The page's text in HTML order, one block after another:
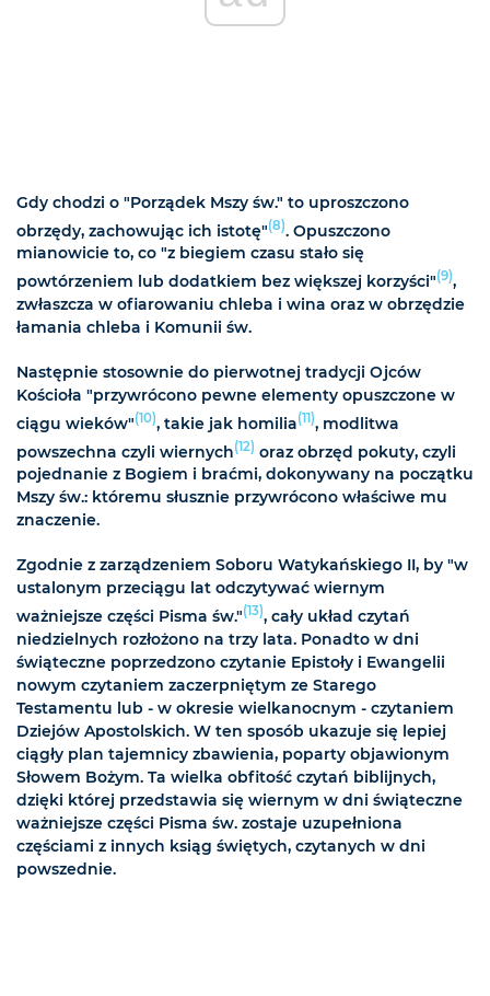
Gdy chodzi o "Porządek Mszy św." to uproszczono
obrzędy, zachowując ich istotę"(8). Opuszczono
mianowicie to, co "z biegiem czasu stało się
powtórzeniem lub dodatkiem bez większej korzyści"(9),
zwłaszcza w ofiarowaniu chleba i wina oraz w obrzędzie
łamania chleba i Komunii św.
Następnie stosownie do pierwotnej tradycji Ojców
Kościoła "przywrócono pewne elementy opuszczone w
ciągu wieków"(10), takie jak homilia(11), modlitwa
powszechna czyli wiernych(12) oraz obrzęd pokuty, czyli
pojednanie z Bogiem i braćmi, dokonywany na początku
Mszy św.: któremu słusznie przywrócono właściwe mu
znaczenie.
Zgodnie z zarządzeniem Soboru Watykańskiego II, by "w
ustalonym przeciągu lat odczytywać wiernym
ważniejsze części Pisma św."(13), cały układ czytań
niedzielnych rozłożono na trzy lata. Ponadto w dni
świąteczne poprzedzono czytanie Epistoły i Ewangelii
nowym czytaniem zaczerpniętym ze Starego
Testamentu lub - w okresie wielkanocnym - czytaniem
Dziejów Apostolskich. W ten sposób ukazuje się lepiej
ciągły plan tajemnicy zbawienia, poparty objawionym
Słowem Bożym. Ta wielka obfitość czytań biblijnych,
dzięki której przedstawia się wiernym w dni świąteczne
ważniejsze części Pisma św. zostaje uzupełniona
częściami z innych ksiąg świętych, czytanych w dni
powszednie.